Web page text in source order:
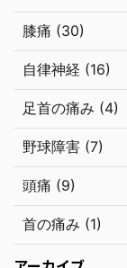
膝痛 (30)
自律神経 (16)
足首の痛み (4)
野球障害 (7)
頭痛 (9)
首の痛み (1)